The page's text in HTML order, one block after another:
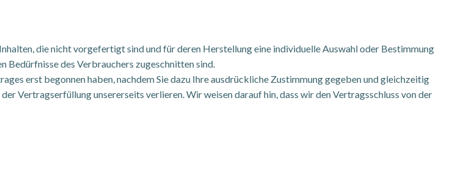
die nicht vorgefertigt sind und für deren Herstellung eine individuelle Auswahl oder Bestimmung
Bedürfnisse des Verbrauchers zugeschnitten sind.
erst begonnen haben, nachdem Sie dazu Ihre ausdrückliche Zustimmung gegeben und gleichzeitig
Vertragserfüllung unsererseits verlieren. Wir weisen darauf hin, dass wir den Vertragsschluss von der